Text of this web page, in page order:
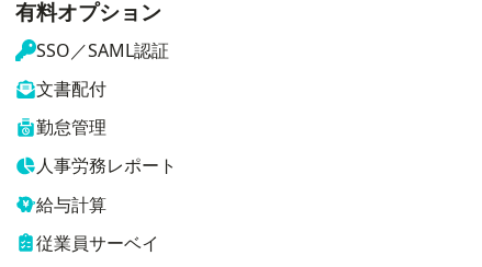
有料オプション
SSO／SAML認証
文書配付
勤怠管理
人事労務レポート
給与計算
従業員サーベイ